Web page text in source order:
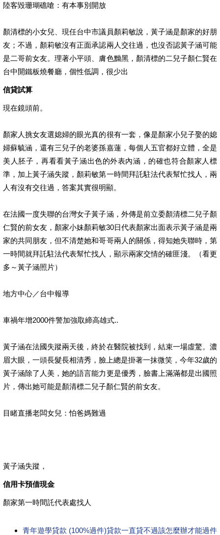
陸客毀珊瑚礁嗆：有本事別開放
顏清標的小女兒、現任台中市議員顏莉敏說，黃子涵是顏家的好朋
友；不過，顏莉敏沒有正面承認兩人交往過，也沒否認黃子涵可能
是二哥前女友。理著小平頭、膚色黝黑，顏清標的二兒子顏仁賢在
台中開鐵板燒餐廳，個性低調，很少出
信貸試算
現在鏡頭前。
顏家人挑女友選媳婦的眼光真的很有一套，像是顏家小兒子娶的媳
婦蘇毓涵，還有三兒子的老婆孫嘉蓮，每個人五官都好立體，全是
美人胚子，再看看黃子涵出色的外表內涵，的確也符合顏家人標
準，加上黃子涵失蹤，顏莉敏第一時間拜託駐法代表幫忙找人，兩
人有沒有交往過，答案其實很明顯。
在法國一度失聯的台灣女子黃子涵，外傳是前立委顏清標二兒子顏
仁賢的前女友，顏家小妹顏莉敏30日代表顏家出面表示黃子涵是兩
家的共同朋友，但不清楚她和哥哥兩人的關係，得知她失聯時，第
一時間就拜託駐法代表幫忙找人，顯示兩家交情的確匪淺。（看更
多～黃子涵照片）
地方中心／台中報導
車禍年增2000件警加強取締高雄式..
黃子涵在法國失蹤兩天後，終於在醫院被找到，結束一場虛驚。濃
眉大眼，一頭長髮長相清秀，臉上總是掛著一抹微笑，今年32歲的
黃子涵除了人美，她的語言能力更是優秀，臉書上滿滿都是出國照
片，傳出她可能是顏清標二兒子顏仁賢的前女友。
目睹直播老闆女兒：怕爸媽難過
黃子涵失蹤，
信用卡預借現金
顏家第一時間託代表處找人
青年遊學貸款 (100%過件)貸款一直貸不過該怎麼辦才能過件